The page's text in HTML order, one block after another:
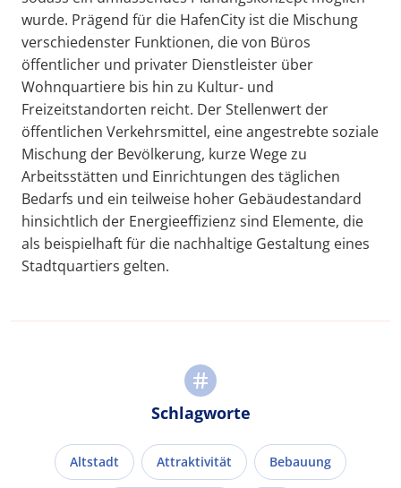
wurde. Prägend für die HafenCity ist die Mischung
verschiedenster Funktionen, die von Büros
öffentlicher und privater Dienstleister über
Wohnquartiere bis hin zu Kultur- und
Freizeitstandorten reicht. Der Stellenwert der
öffentlichen Verkehrsmittel, eine angestrebte soziale
Mischung der Bevölkerung, kurze Wege zu
Arbeitsstätten und Einrichtungen des täglichen
Bedarfs und ein teilweise hoher Gebäudestandard
hinsichtlich der Energieeffizienz sind Elemente, die
als beispielhaft für die nachhaltige Gestaltung eines
Stadtquartiers gelten.
Schlagworte
Altstadt Attraktivität Bebauung